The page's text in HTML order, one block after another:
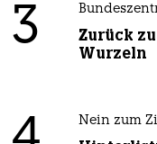
3
Zurück
Wurzeln
Nein zum